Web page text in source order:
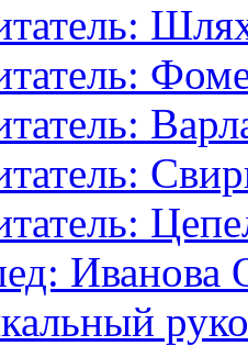
Иванова